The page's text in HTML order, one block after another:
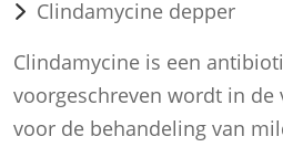
Clindamycine depper
Clindamycine is een
voorgeschreven wordt in
voor de behandeling van